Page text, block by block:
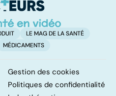
LE MAG DE LA SANTÉ
MÉDICAMENTS
Gestion des cookies
Politiques de confidentialité